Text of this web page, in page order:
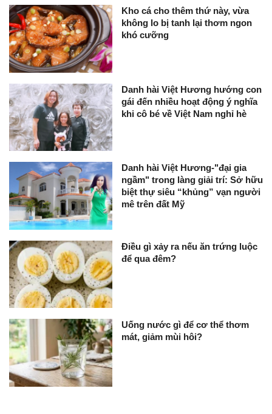
Kho cá cho thêm thứ này, vừa
không lo bị tanh lại thơm ngon
khó cưỡng
Danh hài Việt Hương hướng con
gái đến nhiều hoạt động ý nghĩa
khi cô bé về Việt Nam nghỉ hè
Danh hài Việt Hương-"đại gia
ngầm" trong làng giải trí: Sở hữu
biệt thự siêu “khủng” vạn người
mê trên đất Mỹ
Điều gì xảy ra nếu ăn trứng luộc
để qua đêm?
Uống nước gì để cơ thể thơm
mát, giảm mùi hôi?